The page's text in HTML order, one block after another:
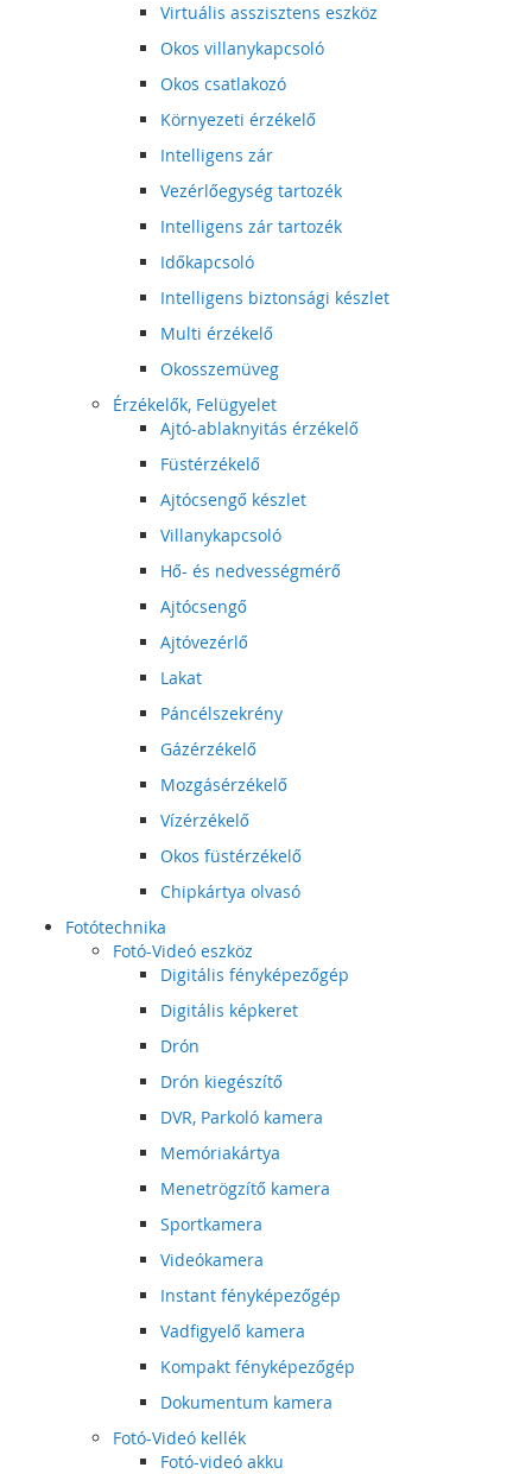
Virtuális asszisztens eszköz
Okos villanykapcsoló
Okos csatlakozó
Környezeti érzékelő
Intelligens zár
Vezérlőegység tartozék
Intelligens zár tartozék
Időkapcsoló
Intelligens biztonsági készlet
Multi érzékelő
Okosszemüveg
Érzékelők, Felügyelet
Ajtó-ablaknyitás érzékelő
Füstérzékelő
Ajtócsengő készlet
Villanykapcsoló
Hő- és nedvességmérő
Ajtócsengő
Ajtóvezérlő
Lakat
Páncélszekrény
Gázérzékelő
Mozgásérzékelő
Vízérzékelő
Okos füstérzékelő
Chipkártya olvasó
Fotótechnika
Fotó-Videó eszköz
Digitális fényképezőgép
Digitális képkeret
Drón
Drón kiegészítő
DVR, Parkoló kamera
Memóriakártya
Menetrögzítő kamera
Sportkamera
Videókamera
Instant fényképezőgép
Vadfigyelő kamera
Kompakt fényképezőgép
Dokumentum kamera
Fotó-Videó kellék
Fotó-videó akku